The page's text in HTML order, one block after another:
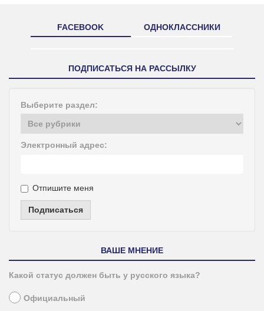
FACEBOOK ОДНОКЛАССНИКИ
ПОДПИСАТЬСЯ НА РАССЫЛКУ
Выберите раздел:
Электронный адрес:
Отпишите меня
Подписаться
ВАШЕ МНЕНИЕ
Какой статус должен быть у русского языка?
Официальный